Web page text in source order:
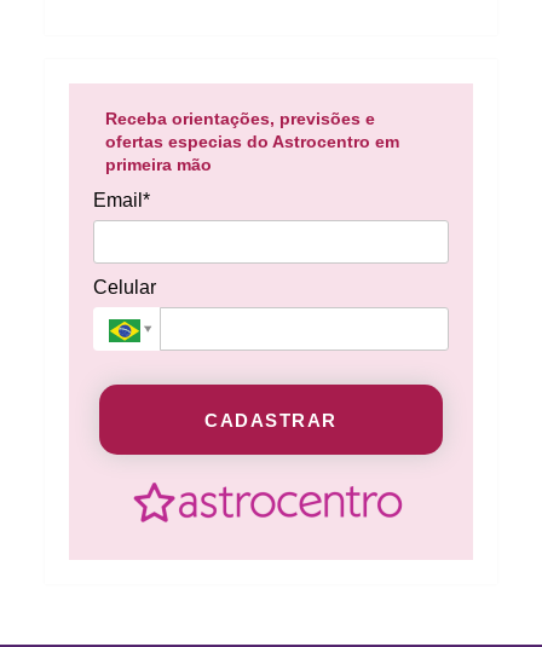
Receba orientações, previsões e
ofertas especias do Astrocentro em
primeira mão
Email*
Celular
CADASTRAR